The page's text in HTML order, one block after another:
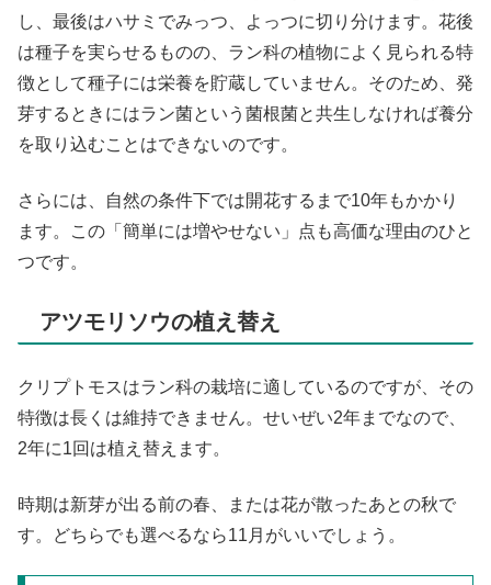
し、最後はハサミでみっつ、よっつに切り分けます。花後
は種子を実らせるものの、ラン科の植物によく見られる特
徴として種子には栄養を貯蔵していません。そのため、発
芽するときにはラン菌という菌根菌と共生しなければ養分
を取り込むことはできないのです。
さらには、自然の条件下では開花するまで10年もかかり
ます。この「簡単には増やせない」点も高価な理由のひと
つです。
アツモリソウの植え替え
クリプトモスはラン科の栽培に適しているのですが、その
特徴は長くは維持できません。せいぜい2年までなので、
2年に1回は植え替えます。
時期は新芽が出る前の春、または花が散ったあとの秋で
す。どちらでも選べるなら11月がいいでしょう。